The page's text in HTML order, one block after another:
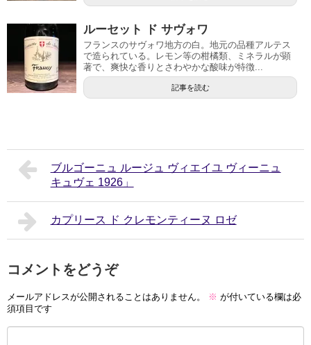
ルーセット ド サヴォワ
フランスのサヴォワ地方の白。地元の品種アルテス
で造られている。レモン等の柑橘類、ミネラルが顕
著で、爽快な香りとさわやかな酸味が特徴...
記事を読む
ブルゴーニュ ルージュ ヴィエイユ ヴィーニュ
キュヴェ 1926」
カプリース ド クレモンティーヌ ロゼ
コメントをどうぞ
メールアドレスが公開されることはありません。 ※ が付いている欄は必
須項目です